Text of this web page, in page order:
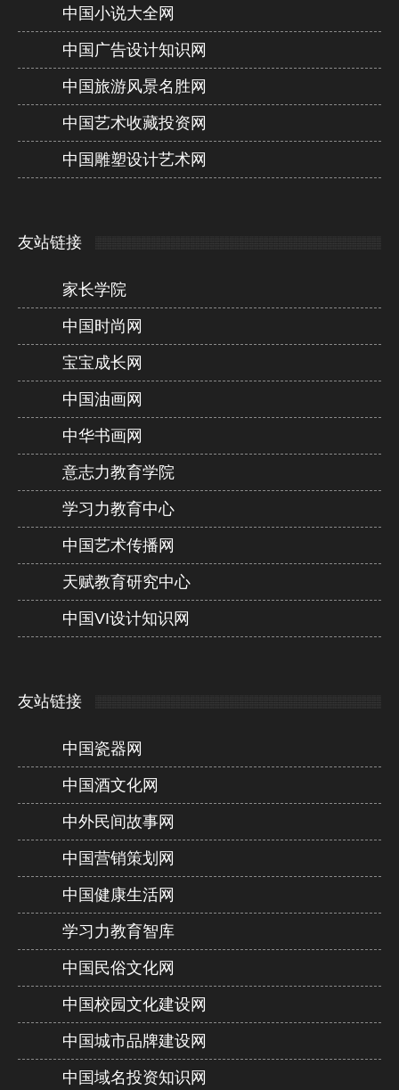
中国小说大全网
中国广告设计知识网
中国旅游风景名胜网
中国艺术收藏投资网
中国雕塑设计艺术网
友站链接
家长学院
中国时尚网
宝宝成长网
中国油画网
中华书画网
意志力教育学院
学习力教育中心
中国艺术传播网
天赋教育研究中心
中国VI设计知识网
友站链接
中国瓷器网
中国酒文化网
中外民间故事网
中国营销策划网
中国健康生活网
学习力教育智库
中国民俗文化网
中国校园文化建设网
中国城市品牌建设网
中国域名投资知识网